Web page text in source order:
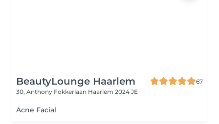
BeautyLounge Haarlem
67
30, Anthony Fokkerlaan Haarlem 2024 JE
Acne Facial